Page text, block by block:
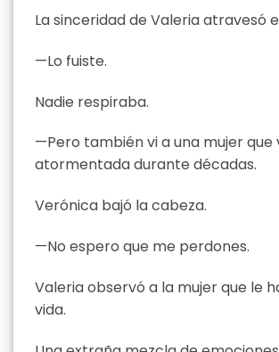
La sinceridad de Valeria atravesó
—Lo fuiste.
Nadie respiraba.
—Pero también vi a una mujer que
atormentada durante décadas.
Verónica bajó la cabeza.
—No espero que me perdones.
Valeria observó a la mujer que le
vida.